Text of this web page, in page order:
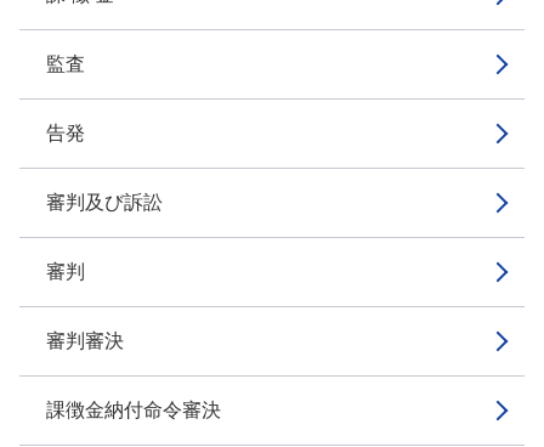
監査
告発
審判及び訴訟
審判
審判審決
課徴金納付命令審決